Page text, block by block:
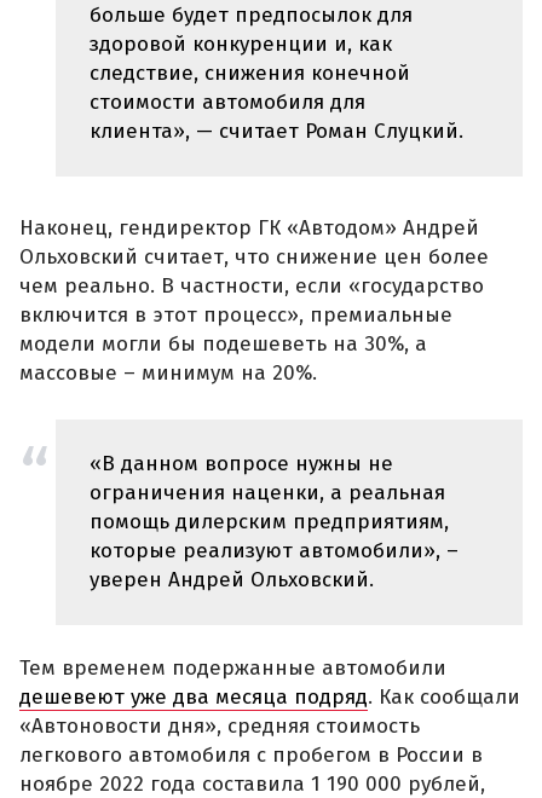
больше будет предпосылок для
здоровой конкуренции и, как
следствие, снижения конечной
стоимости автомобиля для
клиента», — считает Роман Слуцкий.
Наконец, гендиректор ГК «Автодом» Андрей
Ольховский считает, что снижение цен более
чем реально. В частности, если «государство
включится в этот процесс», премиальные
модели могли бы подешеветь на 30%, а
массовые – минимум на 20%.
«В данном вопросе нужны не
ограничения наценки, а реальная
помощь дилерским предприятиям,
которые реализуют автомобили», –
уверен Андрей Ольховский.
Тем временем подержанные автомобили
дешевеют уже два месяца подряд. Как сообщали
«Автоновости дня», средняя стоимость
легкового автомобиля с пробегом в России в
ноябре 2022 года составила 1 190 000 рублей,